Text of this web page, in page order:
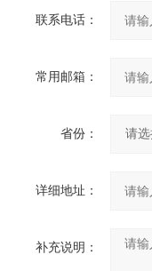
联系电话：
常用邮箱：
省份：
详细地址：
补充说明：